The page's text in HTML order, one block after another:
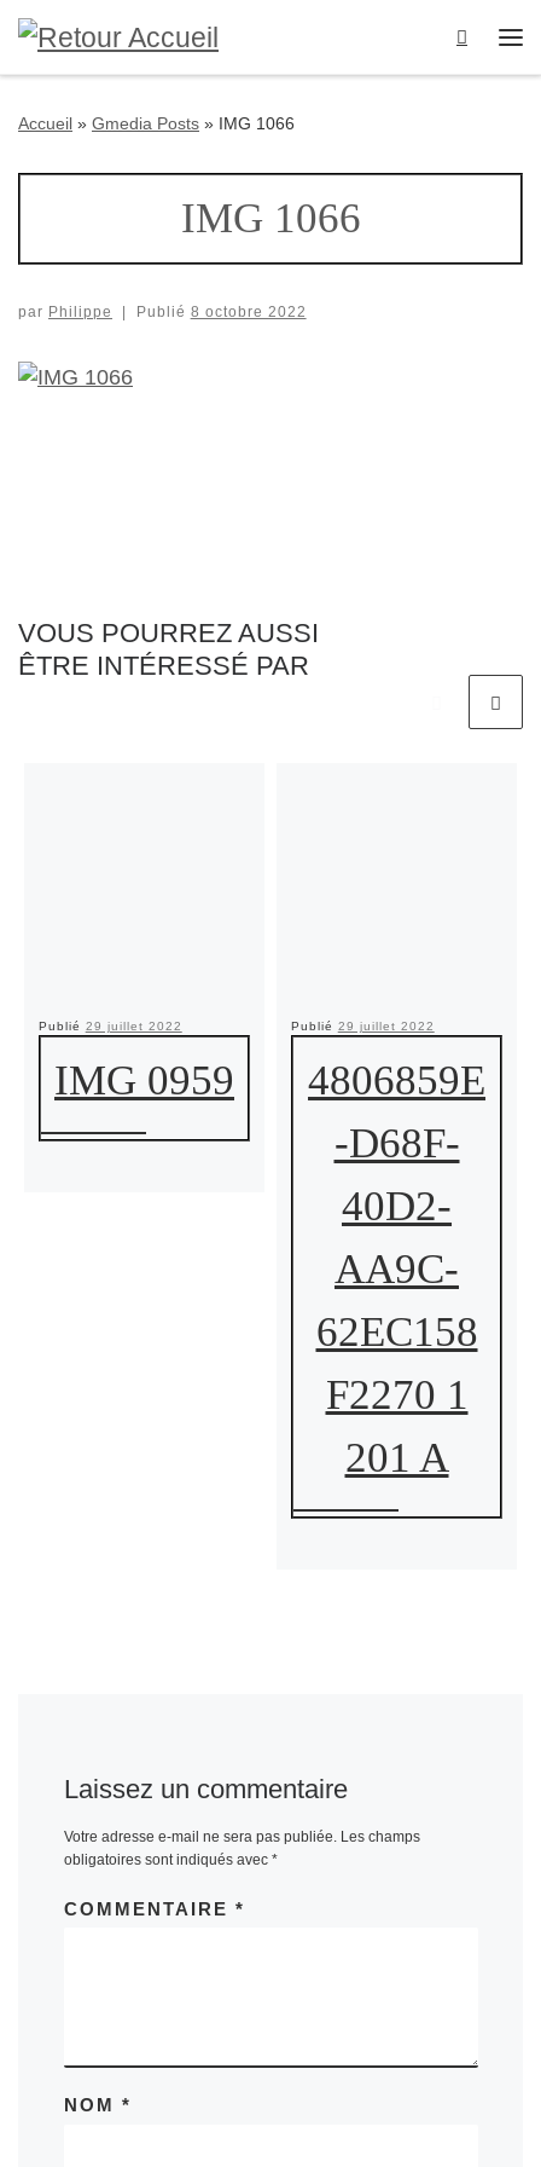
Passer au contenu
Search
Accueil » Gmedia Posts » IMG 1066
IMG 1066
par Philippe Publié 8 octobre 2022
VOUS POURREZ AUSSI
ÊTRE INTÉRESSÉ PAR
Publié 29 juillet 2022
IMG 0959
Publié 29 juillet 2022
4806859E
-D68F-
40D2-
AA9C-
62EC158
F2270 1
201 A
Laissez un commentaire
Votre adresse e-mail ne sera pas publiée. Les champs
obligatoires sont indiqués avec *
COMMENTAIRE *
NOM *